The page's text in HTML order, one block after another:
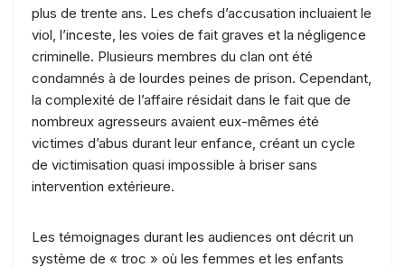
plus de trente ans. Les chefs d’accusation incluaient le
viol, l’inceste, les voies de fait graves et la négligence
criminelle. Plusieurs membres du clan ont été
condamnés à de lourdes peines de prison. Cependant,
la complexité de l’affaire résidait dans le fait que de
nombreux agresseurs avaient eux-mêmes été
victimes d’abus durant leur enfance, créant un cycle
de victimisation quasi impossible à briser sans
intervention extérieure.
Les témoignages durant les audiences ont décrit un
système de « troc » où les femmes et les enfants